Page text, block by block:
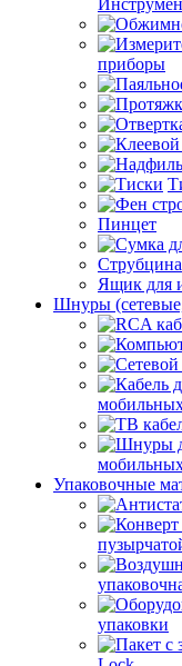
приборы
Пинцет
Струбцина
Ящик для
Шнуры
Упаковочные
упаковки